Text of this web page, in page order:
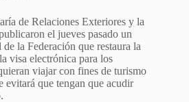
de Relaciones Exteriores y la
el jueves pasado un
la Federación que restaura la
visa electrónica para los
viajar con fines de turismo
que tengan que acudir